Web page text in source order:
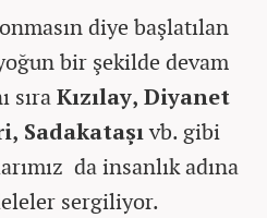
diye başlatılan
bir şekilde devam
sıraKızılay, Diyanet
Sadakataşıvb. gibi
da insanlık adına
sergiliyor.